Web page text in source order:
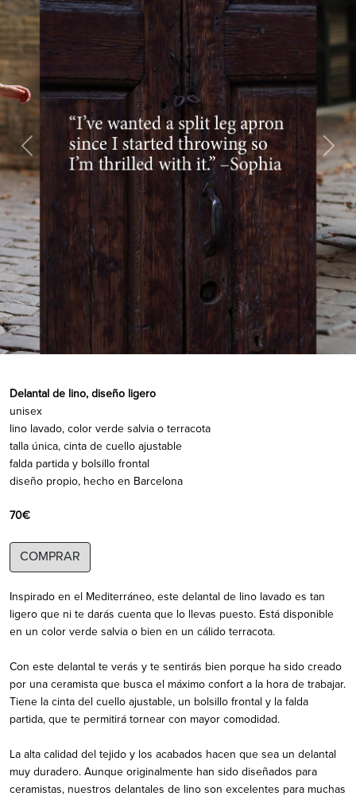
Previous Next
Delantal de lino, diseño ligero
unisex
lino lavado, color verde salvia o terracota
talla única, cinta de cuello ajustable
falda partida y bolsillo frontal
diseño propio, hecho en Barcelona
70€
COMPRAR
Inspirado en el Mediterráneo, este delantal de lino lavado es tan
ligero que ni te darás cuenta que lo llevas puesto. Está disponible
en un color verde salvia o bien en un cálido terracota.
Con este delantal te verás y te sentirás bien porque ha sido creado
por una ceramista que busca el máximo confort a la hora de trabajar.
Tiene la cinta del cuello ajustable, un bolsillo frontal y la falda
partida, que te permitirá tornear con mayor comodidad.
La alta calidad del tejido y los acabados hacen que sea un delantal
muy duradero. Aunque originalmente han sido diseñados para
ceramistas, nuestros delantales de lino son excelentes para muchas